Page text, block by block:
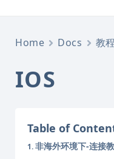
Home Docs 教
IOS
Table of
非海外环境下-连接